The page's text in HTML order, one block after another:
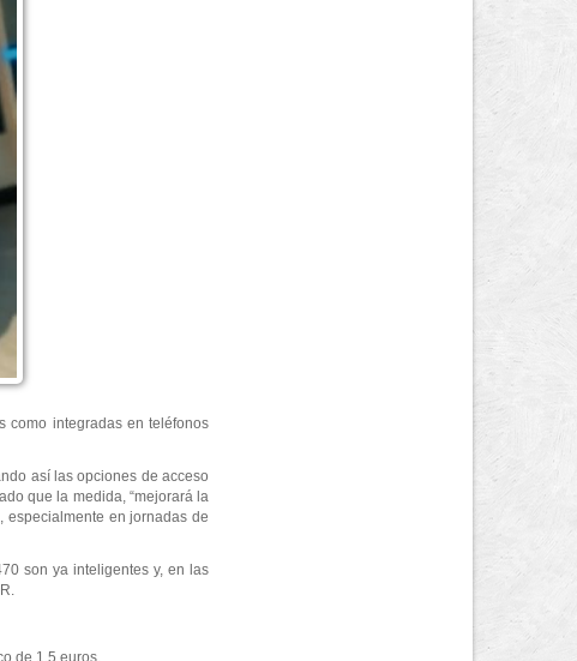
como integradas en teléfonos
así las opciones de acceso
que la medida, “mejorará la
especialmente en jornadas de
son ya inteligentes y, en las